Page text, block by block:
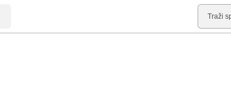
Pretraga